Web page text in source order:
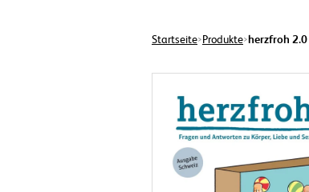
Startseite>Produkte>herzfroh